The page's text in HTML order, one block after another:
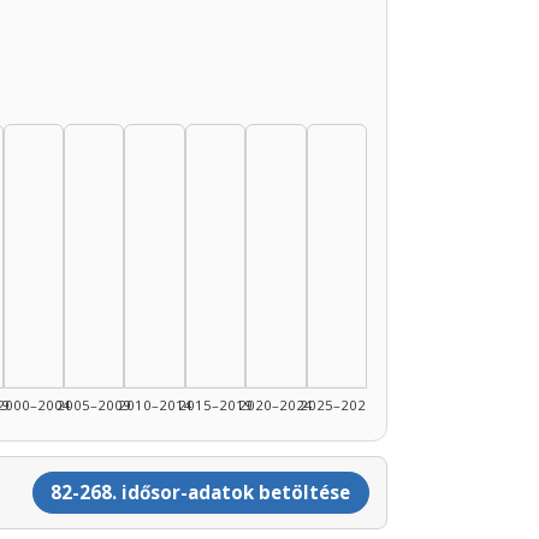
2005–20092010–20142015–20192020–20242025–2026
82-268. idősor-adatok betöltése